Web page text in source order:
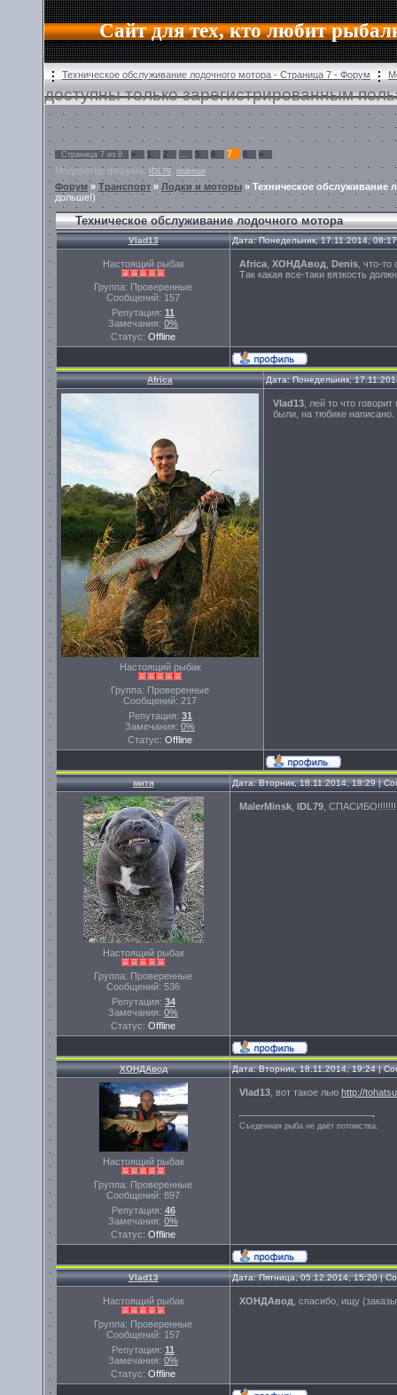
Сайт для тех, кто любит
Техническое обслуживание лодочного мотора - Страница 7 - Форум
доступны только зарегистрированным
Страница 7 из 8 « 1 2 … 5 6 7 8 »
Модератор форума: IDL79 ntdimon
Форум » Транспорт » Лодки и моторы » Техническое обслуживание
дольше!)
Техническое обслуживание лодочного мотора
Vlad13 Дата: Понедельник, 17.11.2014,
Настоящий рыбак
Группа: Проверенные
Сообщений: 157
Репутация: 11
Замечания: 0%
Статус: Offline
Africa ХОНДАвод Denis , что-
Так какая все-таки вязкость
Africa Дата: Понедельник,
Настоящий рыбак
Группа: Проверенные
Сообщений: 217
Репутация: 31
Замечания: 0%
Статус: Offline
Vlad13 , лей то что
были, на тюбике написано.
митя Дата: Вторник, 18.11.2014, 18:29 |
Настоящий рыбак
Группа: Проверенные
Сообщений: 536
Репутация: 34
Замечания: 0%
Статус: Offline
MalerMinsk IDL79 ,
ХОНДАвод Дата: Вторник, 18.11.2014, 19:24 |
Настоящий рыбак
Группа: Проверенные
Сообщений: 897
Репутация: 46
Замечания: 0%
Статус: Offline
Vlad13 , вот такое лью http://
Съеденная рыба не даёт потомства.
Vlad13 Дата: Пятница, 05.12.2014, 15:20 |
Настоящий рыбак
Группа: Проверенные
Сообщений: 157
Репутация: 11
Замечания: 0%
Статус: Offline
ХОНДАвод , спасибо, ищу